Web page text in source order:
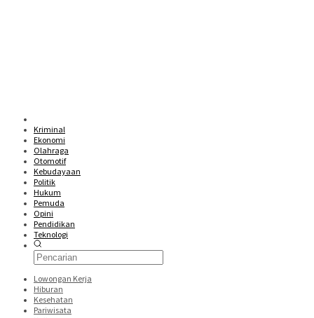
Kriminal
Ekonomi
Olahraga
Otomotif
Kebudayaan
Politik
Hukum
Pemuda
Opini
Pendidikan
Teknologi
Lowongan Kerja
Hiburan
Kesehatan
Pariwisata